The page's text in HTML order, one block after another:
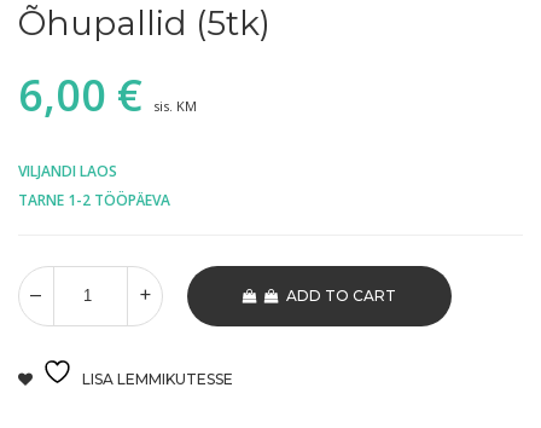
Õhupallid (5tk)
6,00 € sis. KM
VILJANDI LAOS
TARNE 1-2 TÖÖPÄEVA
ADD TO CART
LISA LEMMIKUTESSE